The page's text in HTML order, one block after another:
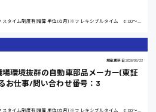
掲載更新日 2026/06/23
環境抜群の自動車部品メーカー(東証
お仕事/問い合わせ番号：3